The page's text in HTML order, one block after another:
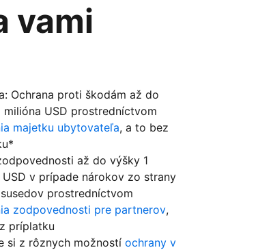
vami
Ochrana proti škodám až do
milióna USD prostredníctvom
majetku ubytovateľa, a to bez
až do výšky 1
USD v prípade nárokov zo strany
prostredníctvom
zodpovednosti pre partnerov,
príplatku
si z rôznych možnostíochrany v